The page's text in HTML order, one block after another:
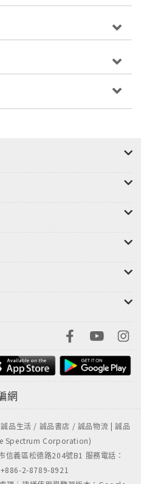
網
品生活 / 誠品書店 / 誠品物流 | 誠品
Spectrum Corporation)
義區松德路204號B1 服務電話：
2-8789-8921